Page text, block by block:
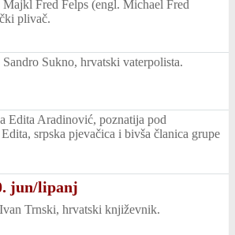
Majkl Fred Felps (engl. Michael Fred
plivač.
Sandro Sukno, hrvatski vaterpolista.
Edita Aradinović, poznatija pod
srpska pjevačica i bivša članica grupe
jun/lipanj
Trnski, hrvatski književnik.